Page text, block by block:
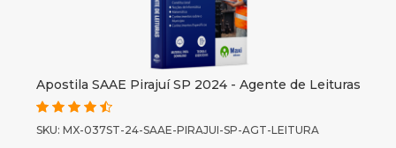
Apostila SAAE Pirajuí SP 2024 - Agente de Leituras
SKU: MX-037ST-24-SAAE-PIRAJUI-SP-AGT-LEITURA